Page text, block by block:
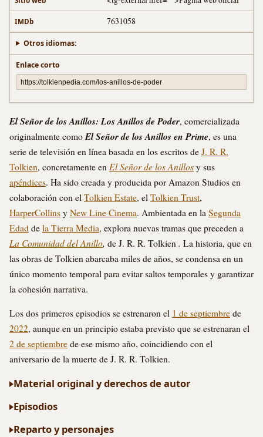
IMDb 7631058
Otros idiomas:
Enlace corto
El Señor de los Anillos: Los Anillos de Poder, comercializada
originalmente como El Señor de los Anillos en Prime, es una
serie de televisión en línea basada en los escritos de J. R. R.
Tolkien, concretamente en El Señor de los Anillos y sus
apéndices. Ha sido creada y producida por Amazon Studios en
colaboración con el Tolkien Estate, el Tolkien Trust,
HarperCollins y New Line Cinema. Ambientada en la Segunda
Edad de la Tierra Media, explora nuevas tramas que preceden a
La Comunidad del Anillo, de J. R. R. Tolkien . La historia, que en
las obras de Tolkien abarcaba miles de años, se condensa en un
único momento temporal para evitar saltos temporales y garantizar
la cohesión narrativa.
Los dos primeros episodios se estrenaron el 1 de septiembre de
2022, aunque en un principio estaba previsto que se estrenaran el
2 de septiembre de ese mismo año, coincidiendo con el
aniversario de la muerte de J. R. R. Tolkien.
Material original y derechos de autor
Episodios
Reparto y personajes